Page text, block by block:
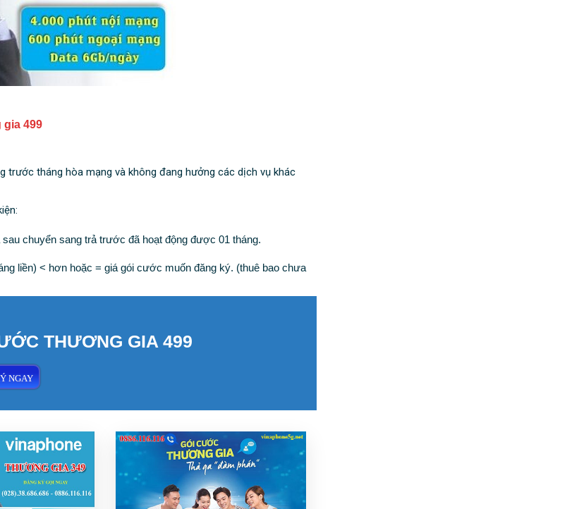
499
trước tháng hòa mạng và không đang hưởng các dịch vụ khác
chuyển sang trả trước đã hoạt động được 01 tháng.
liền) < hơn hoặc = giá gói cước muốn đăng ký. (thuê bao chưa
THƯƠNG GIA 499
NGAY
Gia 349
* Data: 4Gb/ngày
Thương Gia PLUS
* Data: 4Gb/ngày